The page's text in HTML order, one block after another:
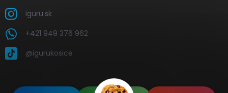
iguru.sk
+421 949 376 962
@igurukosice